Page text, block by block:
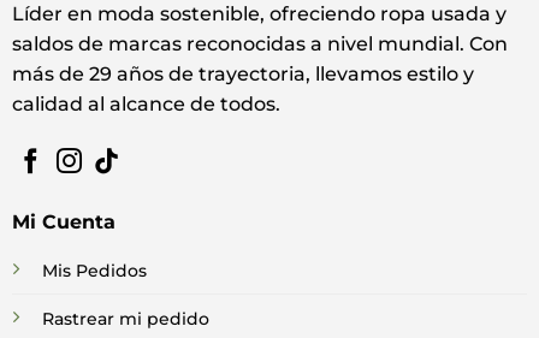
Líder en moda sostenible, ofreciendo ropa usada y
saldos de marcas reconocidas a nivel mundial. Con
más de 29 años de trayectoria, llevamos estilo y
calidad al alcance de todos.
Mi Cuenta
Mis Pedidos
Rastrear mi pedido